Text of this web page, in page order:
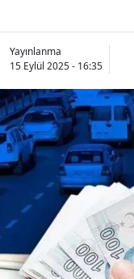
Yayınlanma
15 Eylül 2025 - 16:35